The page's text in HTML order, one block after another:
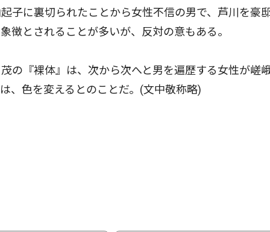
子に裏切られたことから女性不信の男で、芦川を豪
徴とされることが多いが、反対の意もある。
『裸体』は、次から次へと男を遍歴する女性が嵯
、色を変えるとのことだ。(文中敬称略)